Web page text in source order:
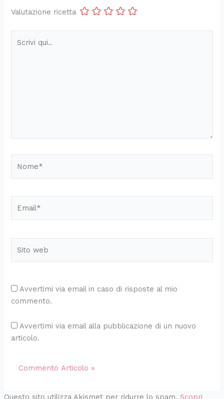
Valutazione ricetta
qui..
web
Avvertimi via email in caso di risposte al mio
commento.
Avvertimi via email alla pubblicazione di un nuovo
articolo.
Questo sito utilizza Akismet per ridurre lo spam. Scopri